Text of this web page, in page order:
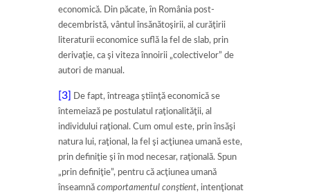
economică. Din păcate, în România post-
decembristă, vântul însănătoşirii, al curăţirii
literaturii economice suflă la fel de slab, prin
derivaţie, ca şi viteza înnoirii „colectivelor” de
autori de manual.
[3]
De fapt, întreaga ştiinţă economică se
întemeiază pe postulatul raţionalităţii, al
individului raţional. Cum omul este, prin însăşi
natura lui, raţional, la fel şi acţiunea umană este,
prin definiţie şi în mod necesar, raţională. Spun
„prin definiţie”, pentru că acţiunea umană
înseamnă comportamentul conştient, intenţionat